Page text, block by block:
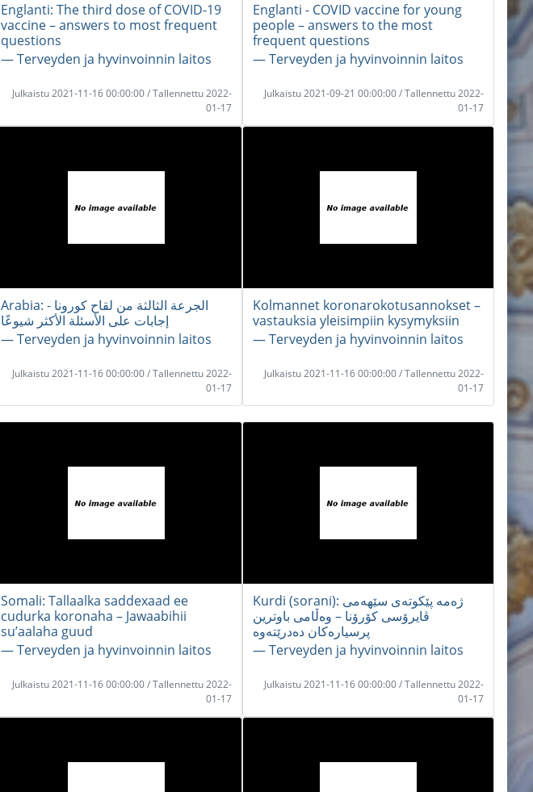
Englanti: The third dose of COVID-19
vaccine – answers to most frequent
questions
― Terveyden ja hyvinvoinnin laitos
Julkaistu 2021-11-16 00:00:00 / Tallennettu 2022-
01-17
Englanti - COVID vaccine for young
people – answers to the most
frequent questions
― Terveyden ja hyvinvoinnin laitos
Julkaistu 2021-09-21 00:00:00 / Tallennettu 2022-
01-17
Arabia: الجرعة الثالثة من لقاح كورونا -
إجابات على الأسئلة الأكثر شيوعًا
― Terveyden ja hyvinvoinnin laitos
Julkaistu 2021-11-16 00:00:00 / Tallennettu 2022-
01-17
Kolmannet koronarokotusannokset –
vastauksia yleisimpiin kysymyksiin
― Terveyden ja hyvinvoinnin laitos
Julkaistu 2021-11-16 00:00:00 / Tallennettu 2022-
01-17
Somali: Tallaalka saddexaad ee
cudurka koronaha – Jawaabihii
su’aalaha guud
― Terveyden ja hyvinvoinnin laitos
Julkaistu 2021-11-16 00:00:00 / Tallennettu 2022-
01-17
Kurdi (sorani): ژەمە پێکوتەی سێهەمی
ڤایرۆسی کۆرۆنا – وەڵامی باوترین
پرسیارەکان دەدرێتەوە
― Terveyden ja hyvinvoinnin laitos
Julkaistu 2021-11-16 00:00:00 / Tallennettu 2022-
01-17